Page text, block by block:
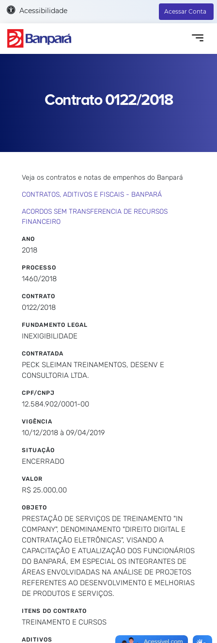
Acessibilidade Acessar Conta
Contrato 0122/2018
Veja os contratos e notas de empenhos do Banpará
CONTRATOS, ADITIVOS E FISCAIS - BANPARÁ
ACORDOS SEM TRANSFERENCIA DE RECURSOS
FINANCEIRO
ANO
2018
PROCESSO
1460/2018
CONTRATO
0122/2018
FUNDAMENTO LEGAL
INEXIGIBILIDADE
CONTRATADA
PECK SLEIMAN TREINAMENTOS, DESENV E
CONSULTORIA LTDA.
CPF/CNPJ
12.584.902/0001-00
VIGÊNCIA
10/12/2018 à 09/04/2019
SITUAÇÃO
ENCERRADO
VALOR
R$ 25.000,00
OBJETO
PRESTAÇÃO DE SERVIÇOS DE TREINAMENTO "IN
COMPANY", DENOMINAMENTO "DIREITO DIGITAL E
CONTRATAÇÃO ELETRÔNICAS", VISANDO A
CAPACITAÇÃO E ATUALIZAÇÃO DOS FUNCIONÁRIOS
DO BANPARÁ, EM ESPECIAL OS INTEGRANTES DE
ÁREAS ENVOLVIDADAS NA ANÁLISE DE PROJETOS
REFERENTES AO DESENVOLVIMENTO E MELHORIAS
DE PRODUTOS E SERVIÇOS.
ITENS DO CONTRATO
TREINAMENTO E CURSOS
ADITIVOS